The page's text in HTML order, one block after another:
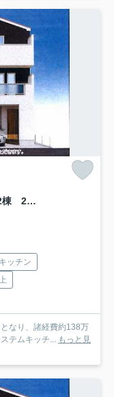
相模原市中央区小町通1期 新築戸建全2棟 2号棟
ッチン
なり、諸経費約138万
テムキッチ... もっと見